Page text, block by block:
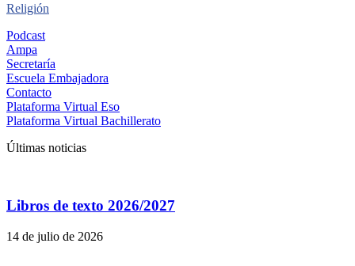
Religión
Podcast
Ampa
Secretaría
Escuela Embajadora
Contacto
Plataforma Virtual Eso
Plataforma Virtual Bachillerato
Últimas noticias
Libros de texto 2026/2027
14 de julio de 2026